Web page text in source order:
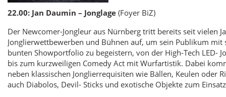
22.00: Jan Daumin – Jonglage (Foyer BiZ)
Der Newcomer-Jongleur aus Nürnberg tritt bereits seit vielen
Jonglierwettbewerben und Bühnen auf, um sein Publikum mit
bunten Showportfolio zu begeistern, von der High-Tech LED-
bis zum kurzweiligen Comedy Act mit Wurfartistik. Dabei
neben klassischen Jonglierrequisiten wie Bällen, Keulen oder
auch Diabolos, Devil- Sticks und exotische Objekte zum